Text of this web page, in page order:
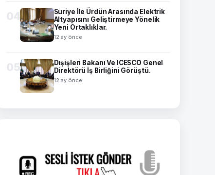
04
Suriye İle Ürdün Arasında Elektrik
Altyapısını Geliştirmeye Yönelik
Yeni Ortaklıklar.
12 ay önce
05
Dışişleri Bakanı Ve ICESCO Genel
Direktörü İş Birliğini Görüştü.
12 ay önce